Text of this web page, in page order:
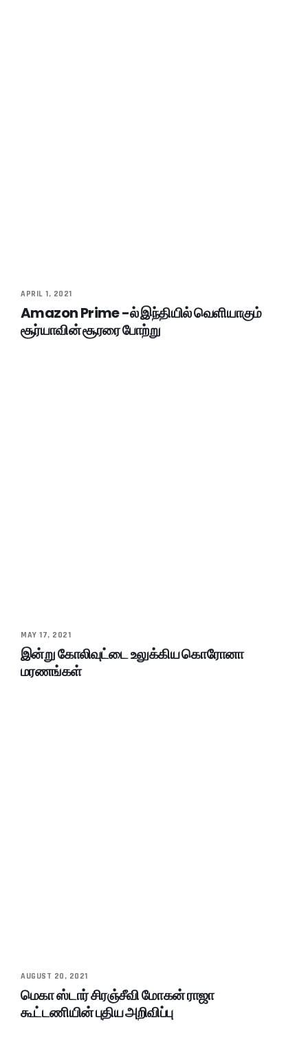
APRIL 1, 2021
Amazon Prime -ல் இந்தியில் வெளியாகும்
சூர்யாவின் சூரரை போற்று
MAY 17, 2021
இன்று கோலிவுட்டை உலுக்கிய கொரோனா
மரணங்கள்
AUGUST 20, 2021
மெகா ஸ்டார் சிரஞ்சீவி மோகன் ராஜா
கூட்டணியின் புதிய அறிவிப்பு